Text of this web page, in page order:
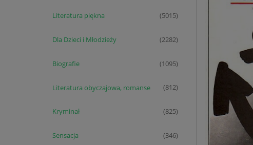
Literatura piękna (5015)
Dla Dzieci i Młodzieży (2282)
Biografie (1095)
Literatura obyczajowa, romanse (812)
Kryminał (825)
Sensacja (346)